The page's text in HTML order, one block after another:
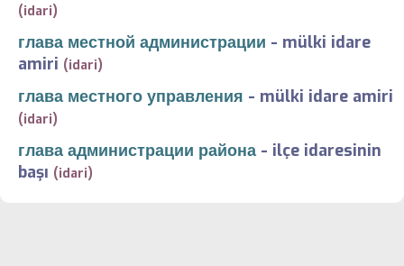
(idari)
глава местной администрации - mülki idare
amiri (idari)
глава местного управления - mülki idare amiri
(idari)
глава администрации района - ilçe idaresinin
başı (idari)